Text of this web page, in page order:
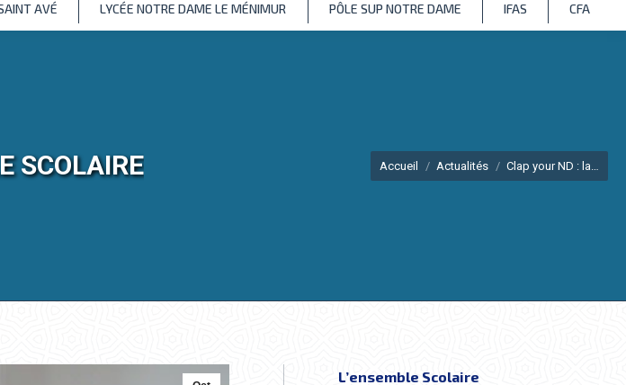
AVÉ LYCÉE NOTRE DAME LE MÉNIMUR PÔLE SUP NOTRE DAME IFAS CFA
SCOLAIRE Vous êtes ici :
Accueil Actualités Clap your ND : la…
L’ensemble Scolaire